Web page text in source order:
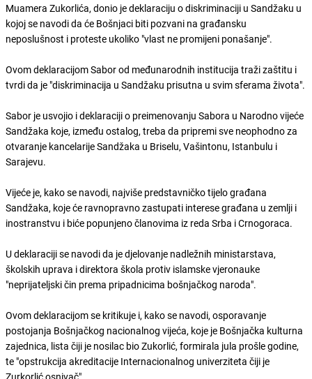
Muamera Zukorlića, donio je deklaraciju o diskriminaciji u Sandžaku u
kojoj se navodi da će Bošnjaci biti pozvani na građansku
neposlušnost i proteste ukoliko "vlast ne promijeni ponašanje".
Ovom deklaracijom Sabor od međunarodnih institucija traži zaštitu i
tvrdi da je "diskriminacija u Sandžaku prisutna u svim sferama života".
Sabor je usvojio i deklaraciji o preimenovanju Sabora u Narodno vijeće
Sandžaka koje, između ostalog, treba da pripremi sve neophodno za
otvaranje kancelarije Sandžaka u Briselu, Vašintonu, Istanbulu i
Sarajevu.
Vijeće je, kako se navodi, najviše predstavničko tijelo građana
Sandžaka, koje će ravnopravno zastupati interese građana u zemlji i
inostranstvu i biće popunjeno članovima iz reda Srba i Crnogoraca.
U deklaraciji se navodi da je djelovanje nadležnih ministarstava,
školskih uprava i direktora škola protiv islamske vjeronauke
"neprijateljski čin prema pripadnicima bošnjačkog naroda".
Ovom deklaracijom se kritikuje i, kako se navodi, osporavanje
postojanja Bošnjačkog nacionalnog vijeća, koje je Bošnjačka kulturna
zajednica, lista čiji je nosilac bio Zukorlić, formirala jula prošle godine,
te "opstrukcija akreditacije Internacionalnog univerziteta čiji je